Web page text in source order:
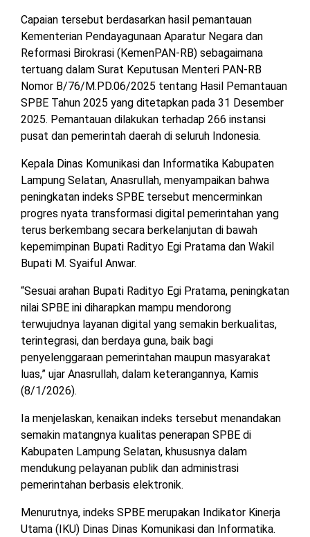
MESUJI
PESISIR
BARAT
TULANG
BAWANG
BAWANG
BARAT
WAYKANAN
DPRD
LAMTIM
DPRD
LAMPUNG
UTARA
DPRD
MESUJI
DPRD
PESISIR
BARAT
DPRD
TULANG
DPRD
TULANG
BAWANG
BARAT
DPRD
WAYKANAN
INFO
PERIKLANAN
KEBIJAKAN
SOSIAL
PEDOMAN
SIBER
REDAKSI
TENTANG
Capaian tersebut berdasarkan hasil pemantauan
Kementerian Pendayagunaan Aparatur Negara dan
Reformasi Birokrasi (KemenPAN-RB) sebagaimana
tertuang dalam Surat Keputusan Menteri PAN-RB
Nomor B/76/M.PD.06/2025 tentang Hasil Pemantauan
SPBE Tahun 2025 yang ditetapkan pada 31 Desember
2025. Pemantauan dilakukan terhadap 266 instansi
pusat dan pemerintah daerah di seluruh Indonesia.
Kepala Dinas Komunikasi dan Informatika Kabupaten
Lampung Selatan, Anasrullah, menyampaikan bahwa
peningkatan indeks SPBE tersebut mencerminkan
progres nyata transformasi digital pemerintahan yang
terus berkembang secara berkelanjutan di bawah
kepemimpinan Bupati Radityo Egi Pratama dan Wakil
Bupati M. Syaiful Anwar.
“Sesuai arahan Bupati Radityo Egi Pratama, peningkatan
nilai SPBE ini diharapkan mampu mendorong
terwujudnya layanan digital yang semakin berkualitas,
terintegrasi, dan berdaya guna, baik bagi
penyelenggaraan pemerintahan maupun masyarakat
luas,” ujar Anasrullah, dalam keterangannya, Kamis
(8/1/2026).
Ia menjelaskan, kenaikan indeks tersebut menandakan
semakin matangnya kualitas penerapan SPBE di
Kabupaten Lampung Selatan, khususnya dalam
mendukung pelayanan publik dan administrasi
pemerintahan berbasis elektronik.
Menurutnya, indeks SPBE merupakan Indikator Kinerja
Utama (IKU) Dinas Dinas Komunikasi dan Informatika.